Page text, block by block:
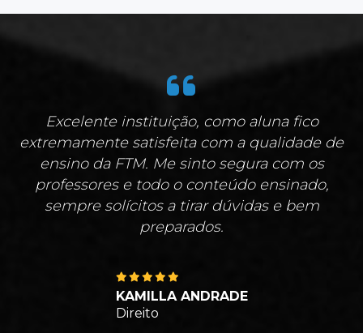
Excelente instituição, como aluna fico
extremamente satisfeita com a qualidade de
ensino da FTM. Me sinto segura com os
professores e todo o conteúdo ensinado,
sempre solícitos a tirar dúvidas e bem
preparados.
KAMILLA ANDRADE
Direito